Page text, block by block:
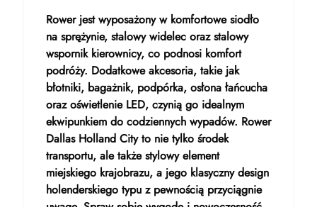
Rower jest wyposażony w komfortowe siodło
na sprężynie, stalowy widelec oraz stalowy
wspornik kierownicy, co podnosi komfort
podróży. Dodatkowe akcesoria, takie jak
błotniki, bagażnik, podpórka, osłona łańcucha
oraz oświetlenie LED, czynią go idealnym
ekwipunkiem do codziennych wypadów. Rower
Dallas Holland City to nie tylko środek
transportu, ale także stylowy element
miejskiego krajobrazu, a jego klasyczny design
holenderskiego typu z pewnością przyciągnie